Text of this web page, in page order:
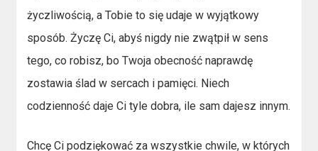
życzliwością, a Tobie to się udaje w wyjątkowy
sposób. Życzę Ci, abyś nigdy nie zwątpił w sens
tego, co robisz, bo Twoja obecność naprawdę
zostawia ślad w sercach i pamięci. Niech
codzienność daje Ci tyle dobra, ile sam dajesz innym.
Chcę Ci podziękować za wszystkie chwile, w których